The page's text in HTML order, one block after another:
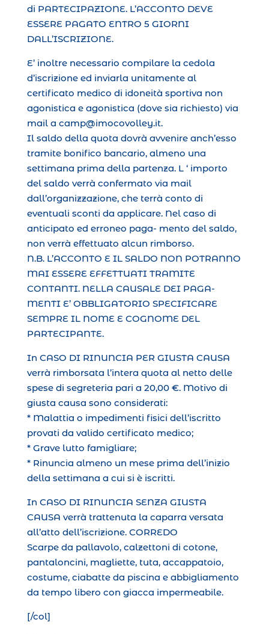
di PARTECIPAZIONE. L’ACCONTO DEVE
ESSERE PAGATO ENTRO 5 GIORNI
DALL’ISCRIZIONE.
E’ inoltre necessario compilare la cedola
d’iscrizione ed inviarla unitamente al
certificato medico di idoneità sportiva non
agonistica e agonistica (dove sia richiesto) via
mail a camp@imocovolley.it.
Il saldo della quota dovrà avvenire anch’esso
tramite bonifico bancario, almeno una
settimana prima della partenza. L ‘ importo
del saldo verrà confermato via mail
dall’organizzazione, che terrà conto di
eventuali sconti da applicare. Nel caso di
anticipato ed erroneo paga- mento del saldo,
non verrà effettuato alcun rimborso.
N.B. L’ACCONTO E IL SALDO NON POTRANNO
MAI ESSERE EFFETTUATI TRAMITE
CONTANTI. NELLA CAUSALE DEI PAGA-
MENTI E’ OBBLIGATORIO SPECIFICARE
SEMPRE IL NOME E COGNOME DEL
PARTECIPANTE.
In CASO DI RINUNCIA PER GIUSTA CAUSA
verrà rimborsata l’intera quota al netto delle
spese di segreteria pari a 20,00 €. Motivo di
giusta causa sono considerati:
* Malattia o impedimenti fisici dell’iscritto
provati da valido certificato medico;
* Grave lutto famigliare;
* Rinuncia almeno un mese prima dell’inizio
della settimana a cui si è iscritti.
In CASO DI RINUNCIA SENZA GIUSTA
CAUSA verrà trattenuta la caparra versata
all’atto dell’iscrizione. CORREDO
Scarpe da pallavolo, calzettoni di cotone,
pantaloncini, magliette, tuta, accappatoio,
costume, ciabatte da piscina e abbigliamento
da tempo libero con giacca impermeabile.
[/col]